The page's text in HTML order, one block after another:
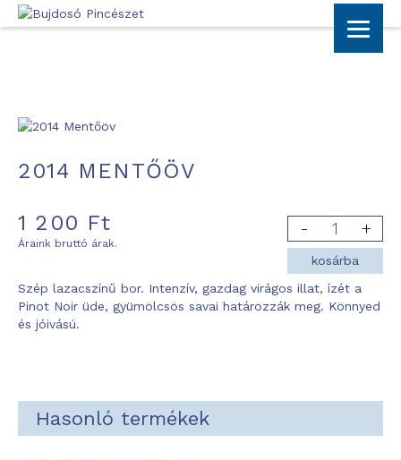
2014 MENTŐÖV
1 200 Ft
Áraink bruttó árak.
kosárba
Szép lazacszínű bor. Intenzív, gazdag virágos illat, ízét a
Pinot Noir üde, gyümölcsös savai határozzák meg. Könnyed
és jóivású.
Hasonló termékek